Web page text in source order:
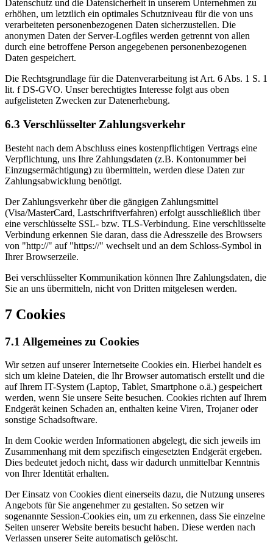
Datenschutz und die Datensicherheit in unserem Unternehmen zu
erhöhen, um letztlich ein optimales Schutzniveau für die von uns
verarbeiteten personenbezogenen Daten sicherzustellen. Die
anonymen Daten der Server-Logfiles werden getrennt von allen
durch eine betroffene Person angegebenen personenbezogenen
Daten gespeichert.
Die Rechtsgrundlage für die Datenverarbeitung ist Art. 6 Abs. 1 S. 1
lit. f DS-GVO. Unser berechtigtes Interesse folgt aus oben
aufgelisteten Zwecken zur Datenerhebung.
6.3 Verschlüsselter Zahlungsverkehr
Besteht nach dem Abschluss eines kostenpflichtigen Vertrags eine
Verpflichtung, uns Ihre Zahlungsdaten (z.B. Kontonummer bei
Einzugsermächtigung) zu übermitteln, werden diese Daten zur
Zahlungsabwicklung benötigt.
Der Zahlungsverkehr über die gängigen Zahlungsmittel
(Visa/MasterCard, Lastschriftverfahren) erfolgt ausschließlich über
eine verschlüsselte SSL- bzw. TLS-Verbindung. Eine verschlüsselte
Verbindung erkennen Sie daran, dass die Adresszeile des Browsers
von "http://" auf "https://" wechselt und an dem Schloss-Symbol in
Ihrer Browserzeile.
Bei verschlüsselter Kommunikation können Ihre Zahlungsdaten, die
Sie an uns übermitteln, nicht von Dritten mitgelesen werden.
7 Cookies
7.1 Allgemeines zu Cookies
Wir setzen auf unserer Internetseite Cookies ein. Hierbei handelt es
sich um kleine Dateien, die Ihr Browser automatisch erstellt und die
auf Ihrem IT-System (Laptop, Tablet, Smartphone o.ä.) gespeichert
werden, wenn Sie unsere Seite besuchen. Cookies richten auf Ihrem
Endgerät keinen Schaden an, enthalten keine Viren, Trojaner oder
sonstige Schadsoftware.
In dem Cookie werden Informationen abgelegt, die sich jeweils im
Zusammenhang mit dem spezifisch eingesetzten Endgerät ergeben.
Dies bedeutet jedoch nicht, dass wir dadurch unmittelbar Kenntnis
von Ihrer Identität erhalten.
Der Einsatz von Cookies dient einerseits dazu, die Nutzung unseres
Angebots für Sie angenehmer zu gestalten. So setzen wir
sogenannte Session-Cookies ein, um zu erkennen, dass Sie einzelne
Seiten unserer Website bereits besucht haben. Diese werden nach
Verlassen unserer Seite automatisch gelöscht.